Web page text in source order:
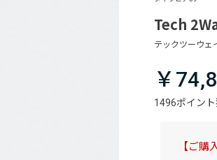
Tech
1496ポイン
￥
【ご購